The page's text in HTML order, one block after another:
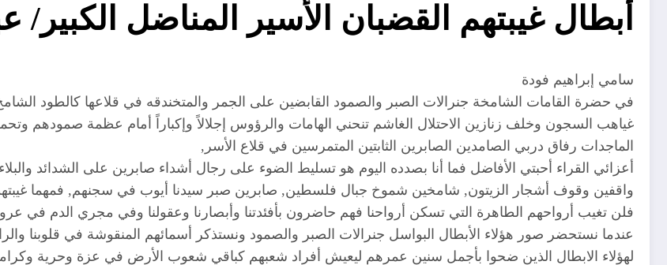
أبطال غيبتهم القضبان الأسير المناضل
سامي إبراهيم فودة
في حضرة القامات الشامخة جنرالات الصبر والصمود القابضين على الجمر والمتخندقه في قلاعها كالطود الشامخ,
غياهب السجون وخلف زنازين الاحتلال الغاشم تنحني الهامات والرؤوس إجلالاً وإكباراً أمام عظمة صمودهم
الماجدات رفاق دربي الصامدين الصابرين الثابتين المتمرسين في قلاع الأسر,
أعزائي القراء أحبتي الأفاضل فما أنا بصدده اليوم هو تسليط الضوء على رجال أشداء صابرين على الشدائد
واقفين وقوف أشجار الزيتون, شامخين شموخ جبال فلسطين, صابرين صبر سيدنا أيوب في سجنهم, فمهما
فلن تغيب أرواحهم الطاهرة التي تسكن أرواحنا فهم حاضرون بأفئدتنا وأبصارنا وعقولنا وفي مجري الدم في
عندما نستحضر صور هؤلاء الأبطال البواسل جنرالات الصبر والصمود ونستذكر أسمائهم المنقوشة في قلوبنا
لهؤلاء الابطال الذين ضحوا بأجمل سنين عمرهم ليعيش أفراد شعبهم كباقي شعوب الأرض في عزة وحرية